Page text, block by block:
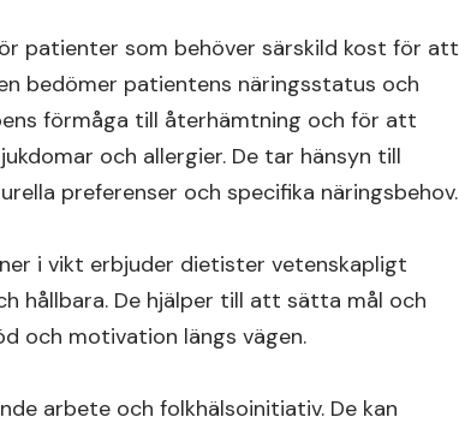
patienter som behöver särskild kost för att
bedömer patientens näringsstatus och
förmåga till återhämtning och för att
och allergier. De tar hänsyn till
preferenser och specifika näringsbehov.
i vikt erbjuder dietister vetenskapligt
hållbara. De hjälper till att sätta mål och
och motivation längs vägen.
arbete och folkhälsoinitiativ. De kan